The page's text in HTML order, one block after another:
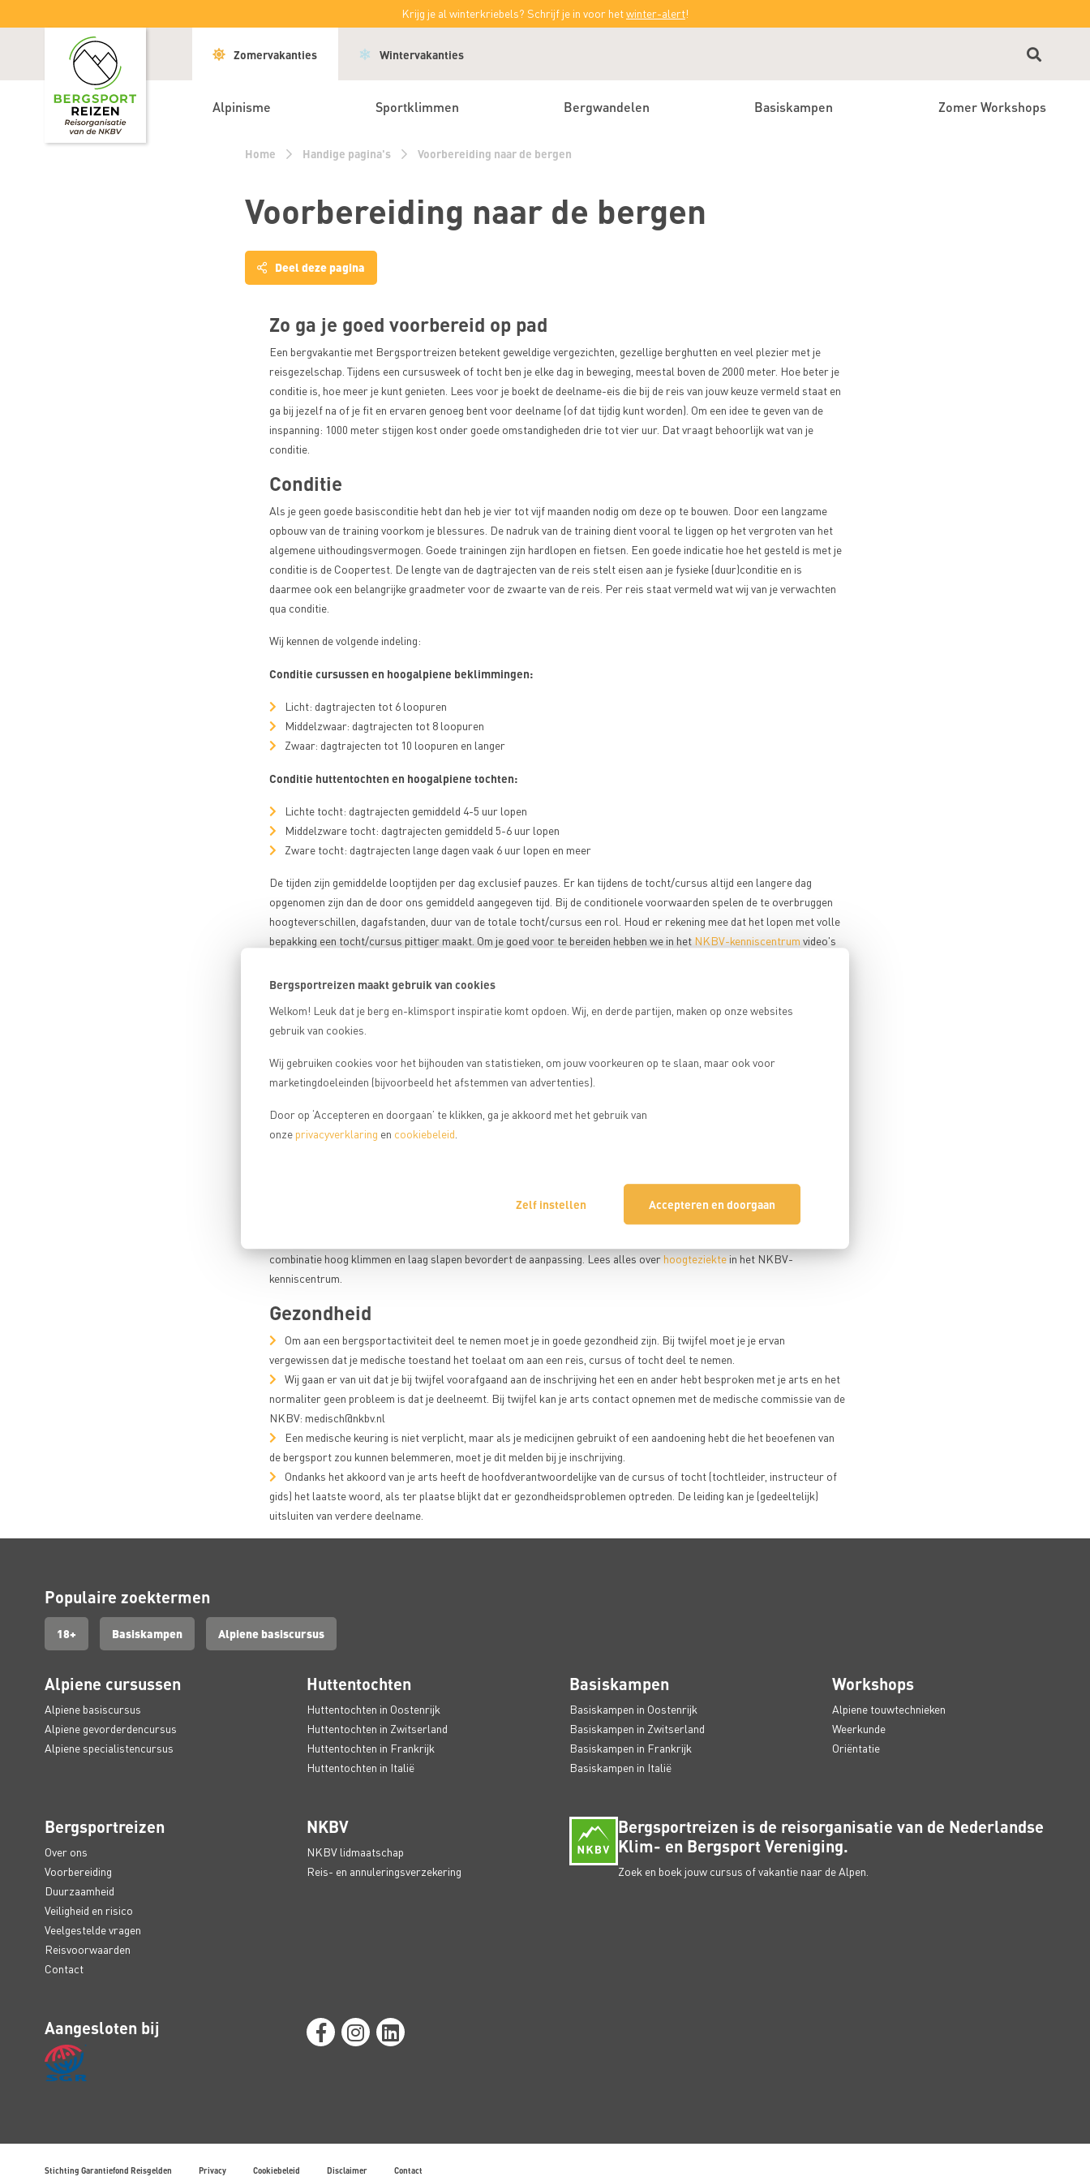
Bergsportreizen maakt gebruik van cookies
Welkom! Leuk dat je berg en-klimsport inspiratie komt opdoen. Wij, en derde partijen, maken op onze websites
gebruik van cookies.
Wij gebruiken cookies voor het bijhouden van statistieken, om jouw voorkeuren op te slaan, maar ook voor
marketingdoeleinden (bijvoorbeeld het afstemmen van advertenties).
Door op ‘Accepteren en doorgaan’ te klikken, ga je akkoord met het gebruik van
onze privacyverklaring en cookiebeleid
Zelf instellen Accepteren en doorgaan
Krijg je al winterkriebels? Schrijf je in voor hetwinter-alert!
Zomervakanties Wintervakanties
Alpinisme Sportklimmen Bergwandelen Basiskampen Zomer Workshops
Home Handige pagina's Voorbereiding naar de bergen
Voorbereiding naar de bergen
Deel deze pagina
Sluiten
Facebook
Delen
Twitter
Delen
LinkedIn
delen
Zo ga je goed voorbereid op pad
Een bergvakantie met Bergsportreizen betekent geweldige vergezichten, gezellige berghutten en veel plezier met je
reisgezelschap. Tijdens een cursusweek of tocht ben je elke dag in beweging, meestal boven de 2000 meter. Hoe beter je
conditie is, hoe meer je kunt genieten. Lees voor je boekt de deelname-eis die bij de reis van jouw keuze vermeld staat en
ga bij jezelf na of je fit en ervaren genoeg bent voor deelname (of dat tijdig kunt worden). Om een idee te geven van de
inspanning: 1000 meter stijgen kost onder goede omstandigheden drie tot vier uur. Dat vraagt behoorlijk wat van je
conditie.
Conditie
Als je geen goede basisconditie hebt dan heb je vier tot vijf maanden nodig om deze op te bouwen. Door een langzame
opbouw van de training voorkom je blessures. De nadruk van de training dient vooral te liggen op het vergroten van het
algemene uithoudingsvermogen. Goede trainingen zijn hardlopen en fietsen. Een goede indicatie hoe het gesteld is met je
conditie is de Coopertest. De lengte van de dagtrajecten van de reis stelt eisen aan je fysieke (duur)conditie en is
daarmee ook een belangrijke graadmeter voor de zwaarte van de reis. Per reis staat vermeld wat wij van je verwachten
qua conditie.
Wij kennen de volgende indeling:
Conditie cursussen en hoogalpiene beklimmingen:
Licht: dagtrajecten tot 6 loopuren
Middelzwaar: dagtrajecten tot 8 loopuren
Zwaar: dagtrajecten tot 10 loopuren en langer
Conditie huttentochten en hoogalpiene tochten:
Lichte tocht: dagtrajecten gemiddeld 4-5 uur lopen
Middelzware tocht: dagtrajecten gemiddeld 5-6 uur lopen
Zware tocht: dagtrajecten lange dagen vaak 6 uur lopen en meer
De tijden zijn gemiddelde looptijden per dag exclusief pauzes. Er kan tijdens de tocht/cursus altijd een langere dag
opgenomen zijn dan de door ons gemiddeld aangegeven tijd. Bij de conditionele voorwaarden spelen de te overbruggen
hoogteverschillen, dagafstanden, duur van de totale tocht/cursus een rol. Houd er rekening mee dat het lopen met volle
bepakking een tocht/cursus pittiger maakt. Om je goed voor te bereiden hebben we in het NKBV-kenniscentrum video's
Acclimatiseren
Veel activiteiten van Bergsportreizen vinden plaats in het hooggebergte. Boven de 2500 meter is de lucht al zo ijl dat je
lichaam zich moet aanpassen aan de hoogte. De luchtdruk is op 3000 meter nog maar tweederde van die op zeeniveau.
Door de lagere druk kan je lichaam moeilijkerzuurstofopnemen.
Je lichaam past zich in eerste instantie aan door een versnelde ademhaling en hogere hartslag. Vervolgens maakt het
stijgt dan je lichaam zich kan aanpassen, kun je last krijgen vanhoogteziekte.
Verschijnselen van hoogteziekte ontstaan pas na enkele uren op hoogte en kunnen zijn: hoofdpijn, verminderde eetlust,
is om het lichaam de tijd te geven zich aan grotere hoogte aan te passen:
. Een goede acclimatisatie kost tijd. Dit houdt in dat je je lichaam, door minimaal 2 à 3 flinke tochten
combinatie hoog klimmen en laag slapen bevordert de aanpassing. Lees alles over hoogteziekte in het NKBV-
kenniscentrum.
Gezondheid
Om aan een bergsportactiviteit deel te nemen moet je in goede gezondheid zijn. Bij twijfel moet je je ervan
vergewissen dat je medische toestand het toelaat om aan een reis, cursus of tocht deel te nemen.
Wij gaan er van uit dat je bij twijfel voorafgaand aan de inschrijving het een en ander hebt besproken met je arts en het
normaliter geen probleem is dat je deelneemt. Bij twijfel kan je arts contact opnemen met de medische commissie van de
NKBV: medisch@nkbv.nl
Een medische keuring is niet verplicht, maar als je medicijnen gebruikt of een aandoening hebt die het beoefenen van
de bergsport zou kunnen belemmeren, moet je dit melden bij je inschrijving.
Ondanks het akkoord van je arts heeft de hoofdverantwoordelijke van de cursus of tocht (tochtleider, instructeur of
gids) het laatste woord, als ter plaatse blijkt dat er gezondheidsproblemen optreden. De leiding kan je (gedeeltelijk)
uitsluiten van verdere deelname.
Populaire zoektermen
18+ Basiskampen Alpiene basiscursus
Alpiene cursussen
Alpiene basiscursus
Alpiene gevorderdencursus
Alpiene specialistencursus
Huttentochten
Huttentochten in Oostenrijk
Huttentochten in Zwitserland
Huttentochten in Frankrijk
Huttentochten in Italië
Basiskampen
Basiskampen in Oostenrijk
Basiskampen in Zwitserland
Basiskampen in Frankrijk
Basiskampen in Italië
Workshops
Alpiene touwtechnieken
Weerkunde
Oriëntatie
Bergsportreizen
Over ons
Voorbereiding
Duurzaamheid
Veiligheid en risico
Veelgestelde vragen
Reisvoorwaarden
Contact
NKBV
NKBV lidmaatschap
Reis- en annuleringsverzekering
Bergsportreizen is de reisorganisatie van de Nederlandse
Klim- en Bergsport Vereniging.
Zoek en boek jouw cursus of vakantie naar de Alpen.
Aangesloten bij
Stichting Garantiefond Reisgelden Privacy Cookiebeleid Disclaimer Contact